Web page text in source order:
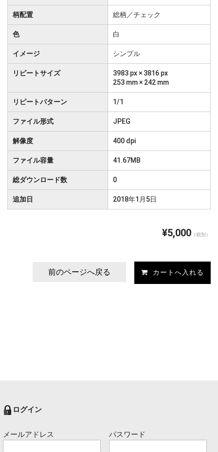
柄配置 総柄／チェック
色 白
イメージ シンプル
リピートサイズ
3983 px × 3816 px
253 mm × 242 mm
リピートパターン 1/1
ファイル形式 JPEG
解像度 400 dpi
ファイル容量 41.67MB
総ダウンロード数 0
追加日 2018年1月5日
¥5,000 （税別）
前のページへ戻る
ログイン
メールアドレス パスワード